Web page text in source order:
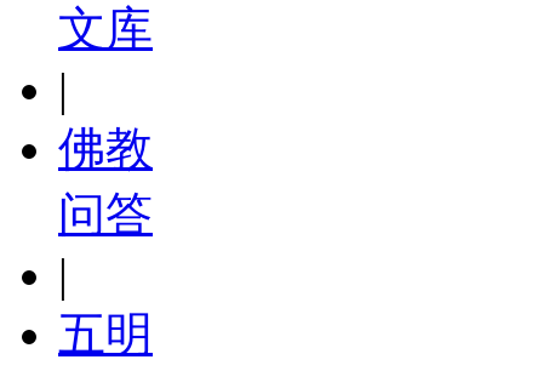
文库
|
佛教
问答
|
五明